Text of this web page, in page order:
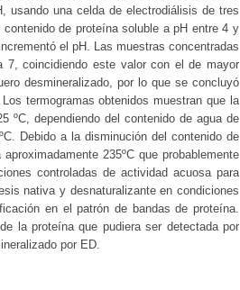
usando una celda de electrodiálisis de tres
de proteína soluble a pH entre 4 y
el pH. Las muestras concentradas
7, coincidiendo este valor con el de mayor
desmineralizado, por lo que se concluyó
termogramas obtenidos muestran que la
ºC, dependiendo del contenido de agua de
Debido a la disminución del contenido de
235ºC que probablemente
controladas de actividad acuosa para
nativa y desnaturalizante en condiciones
en el patrón de bandas de proteína.
la proteína que pudiera ser detectada por
por ED.